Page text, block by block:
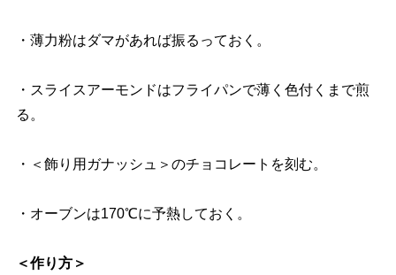
・薄力粉はダマがあれば振るっておく。
・スライスアーモンドはフライパンで薄く色付くまで煎
る。
・＜飾り用ガナッシュ＞のチョコレートを刻む。
・オーブンは170℃に予熱しておく。
＜作り方＞